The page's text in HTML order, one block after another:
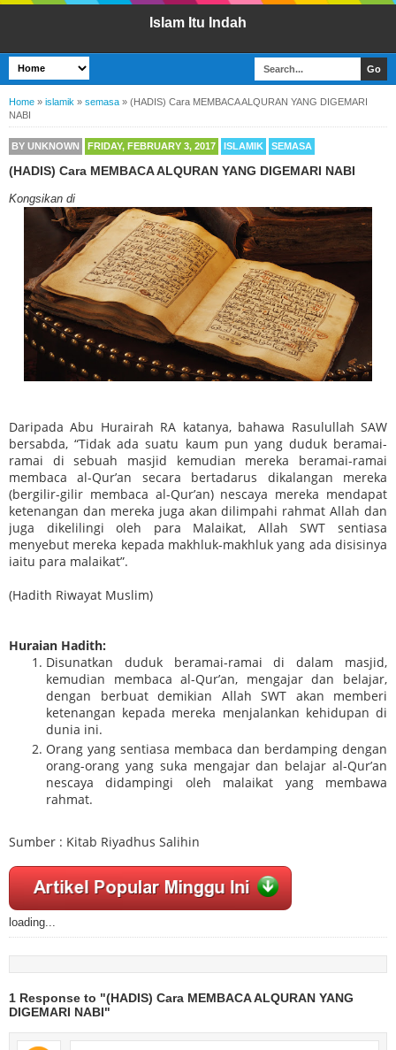
Islam Itu Indah
Home » islamik » semasa » (HADIS) Cara MEMBACA ALQURAN YANG DIGEMARI
NABI
BY UNKNOWN FRIDAY, FEBRUARY 3, 2017 ISLAMIK SEMASA
(HADIS) Cara MEMBACA ALQURAN YANG DIGEMARI NABI
Kongsikan di
Daripada Abu Hurairah RA katanya, bahawa Rasulullah SAW
bersabda, “Tidak ada suatu kaum pun yang duduk beramai-
ramai di sebuah masjid kemudian mereka beramai-ramai
membaca al-Qur’an secara bertadarus dikalangan mereka
(bergilir-gilir membaca al-Qur’an) nescaya mereka mendapat
ketenangan dan mereka juga akan dilimpahi rahmat Allah dan
juga dikelilingi oleh para Malaikat, Allah SWT sentiasa
menyebut mereka kepada makhluk-makhluk yang ada disisinya
iaitu para malaikat”.
(Hadith Riwayat Muslim)
Huraian Hadith:
Disunatkan duduk beramai-ramai di dalam masjid,
kemudian membaca al-Qur’an, mengajar dan belajar,
dengan berbuat demikian Allah SWT akan memberi
ketenangan kepada mereka menjalankan kehidupan di
dunia ini.
Orang yang sentiasa membaca dan berdamping dengan
orang-orang yang suka mengajar dan belajar al-Qur’an
nescaya didampingi oleh malaikat yang membawa
rahmat.
Sumber : Kitab Riyadhus Salihin
loading...
1 Response to "(HADIS) Cara MEMBACA ALQURAN YANG
DIGEMARI NABI"